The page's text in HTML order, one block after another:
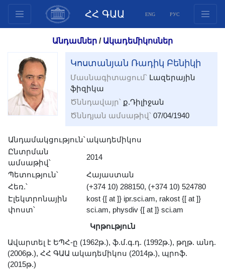
ՀՀ ԳԱԱ ENG РУС
անդամներ
Փաստաթղթեր
Ինովացիոն առաջարկներ
Հրատարակություններ
Գիտաժողովներ
Մրցույթներ
Միջազգային
համագործակցություն
Երիտասարդական
ծրագրեր
Տեսադարան
Վեբ ռեսուրսներ
Անդամներ / Ակադեմիկոսներ
Կոստանյան Ռադիկ Բենիկի
Մասնագիտացում՝ Լազերային
‎‎ֆիզիկա
Ծննդավայր՝ ք.Դիլիջան
Ծննդյան ամսաթիվ՝ 07/04/1940
Անդամակցություն՝ակադեմիկոս
Ընտրման
ամսաթիվ՝
2014
Պետություն՝
Հայաստան
Հեռ.՝
(+374 10) 288150, (+374 10) 524780
Էլեկտրոնային
փոստ՝
kost {[ at ]} ipr.sci.am, rakost {[ at ]}
sci.am, physdiv {[ at ]} sci.am
Կրթություն
Ավարտել է ԵՊՀ-ը (1962թ.), ֆ.մ.գ.դ. (1992թ.), թղթ. անդ.
(2006թ.), ՀՀ ԳԱԱ ակադեմիկոս (2014թ.), պրոֆ.
(2015թ.)